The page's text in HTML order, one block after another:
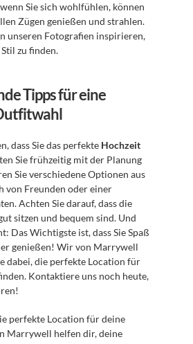
Sie sich wohlfühlen, können
Zügen genießen und strahlen.
unseren Fotografien inspirieren,
zu finden.
Tipps für eine
dass Sie das perfekte Hochzeit
Sie frühzeitig mit der Planung
Sie verschiedene Optionen aus
von Freunden oder einer
Achten Sie darauf, dass die
sitzen und bequem sind. Und
Das Wichtigste ist, dass Sie Spaß
genießen! Wir von Marrywell
dabei, die perfekte Location für
Kontaktiere uns noch heute,
perfekte Location für deine
Marrywell helfen dir, deine